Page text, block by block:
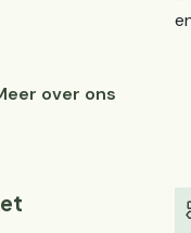
over ons